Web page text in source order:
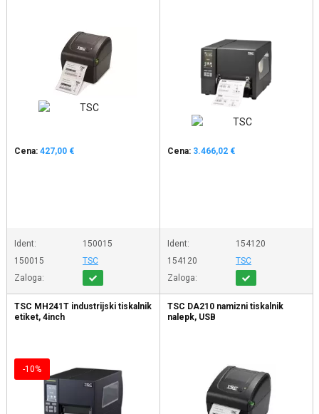
Cena: 427,00 €
Ident:
150015
150015
TSC
Zaloga:
Cena: 3.466,02 €
Ident:
154120
154120
TSC
Zaloga:
TSC MH241T industrijski tiskalnik
etiket, 4inch
-10%
TSC DA210 namizni tiskalnik
nalepk, USB